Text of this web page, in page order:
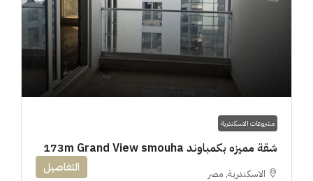
مشروعات الاسكندرية
شقة مميزه بكمباوند 173m Grand View smouha
الاسكندرية, مصر التفاصيل